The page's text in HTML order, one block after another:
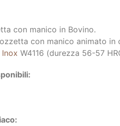
con manico in Bovino.
con manico animato in
W4116 (durezza 56-57